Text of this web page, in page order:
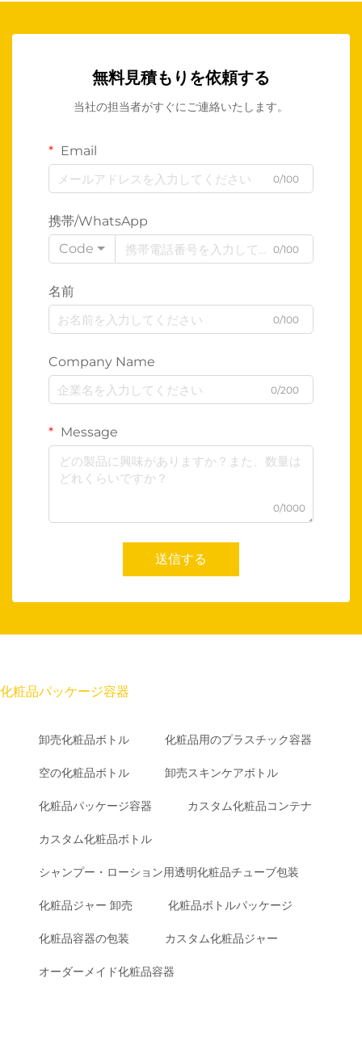
無料見積もりを依頼する
当社の担当者がすぐにご連絡いたします。
Email
0/100
携帯/WhatsApp
Code
0/100
名前
0/100
Company Name
0/200
Message
0/1000
送信する
化粧品パッケージ容器
卸売化粧品ボトル 化粧品用のプラスチック容器
空の化粧品ボトル 卸売スキンケアボトル
化粧品パッケージ容器 カスタム化粧品コンテナ
カスタム化粧品ボトル
シャンプー・ローション用透明化粧品チューブ包装
化粧品ジャー 卸売 化粧品ボトルパッケージ
化粧品容器の包装 カスタム化粧品ジャー
オーダーメイド化粧品容器